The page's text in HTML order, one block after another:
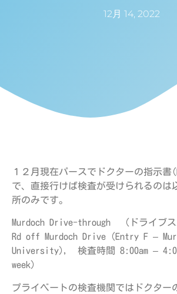
12月 14, 2022
１２月現在パースでドクターの指示
で、直接行けば検査が受けられるのは
所のみです。
Murdoch Drive-through （ドライブ
Rd off Murdoch Drive (Entry F –
University), 検査時間 8:00am –
week）
プライベートの検査機関ではドクター